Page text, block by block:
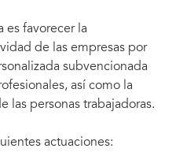
es favorecer la
de las empresas por
subvencionada
así como la
las personas trabajadoras.
actuaciones: